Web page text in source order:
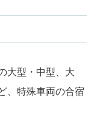
大型・中型、大
、特殊車両の合宿